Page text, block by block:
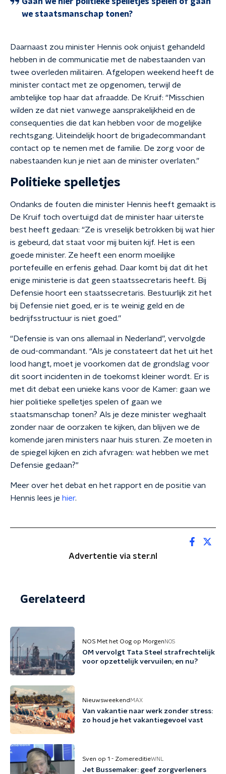
we staatsmanschap tonen?
Daarnaast zou minister Hennis ook onjuist gehandeld
hebben in de communicatie met de nabestaanden van
twee overleden militairen. Afgelopen weekend heeft de
minister contact met ze opgenomen, terwijl de
ambtelijke top haar dat afraadde. De Kruif: “Misschien
wilden ze dat niet vanwege aansprakelijkheid en de
consequenties die dat kan hebben voor de mogelijke
rechtsgang. Uiteindelijk hoort de brigadecommandant
contact op te nemen met de familie. De zorg voor de
nabestaanden kun je niet aan de minister overlaten.”
Politieke spelletjes
Ondanks de fouten die minister Hennis heeft gemaakt is
De Kruif toch overtuigd dat de minister haar uiterste
best heeft gedaan: “Ze is vreselijk betrokken bij wat hier
is gebeurd, dat staat voor mij buiten kijf. Het is een
goede minister. Ze heeft een enorm moeilijke
portefeuille en erfenis gehad. Daar komt bij dat dit het
enige ministerie is dat geen staatssecretaris heeft. Bij
Defensie hoort een staatssecretaris. Bestuurlijk zit het
bij Defensie niet goed, er is te weinig geld en de
bedrijfsstructuur is niet goed.”
“Defensie is van ons allemaal in Nederland”, vervolgde
de oud-commandant. “Als je constateert dat het uit het
lood hangt, moet je voorkomen dat de grondslag voor
dit soort incidenten in de toekomst kleiner wordt. Er is
met dit debat een unieke kans voor de Kamer: gaan we
hier politieke spelletjes spelen of gaan we
staatsmanschap tonen? Als je deze minister weghaalt
zonder naar de oorzaken te kijken, dan blijven we de
komende jaren ministers naar huis sturen. Ze moeten in
de spiegel kijken en zich afvragen: wat hebben we met
Defensie gedaan?"
Meer over het debat en het rapport en de positie van
Hennis lees je hier.
Advertentie via ster.nl
Gerelateerd
NOS Met het Oog op Morgen NOS
OM vervolgt Tata Steel strafrechtelijk
voor opzettelijk vervuilen; en nu?
Nieuwsweekend MAX
Van vakantie naar werk zonder stress:
zo houd je het vakantiegevoel vast
Sven op 1 - ZomereditieWNL
Jet Bussemaker: geef zorgverleners